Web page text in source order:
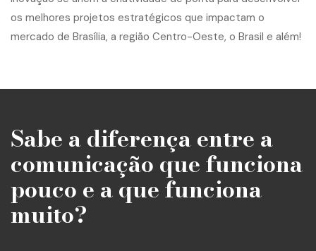
Sabe a diferença entre a
comunicação que funciona
pouco e a que funciona
muito?